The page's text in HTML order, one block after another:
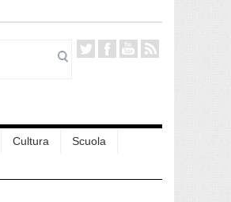
Cultura
Scuola